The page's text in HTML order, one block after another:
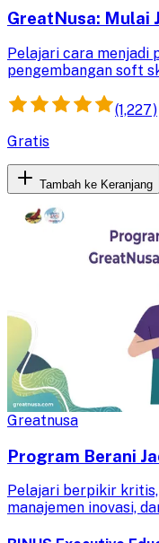
GreatNusa: Mulai
Pelajari cara menjadi
pengembangan soft
membawa perubahan
(1,227)
Gratis
Tambah ke Keranjang
Greatnusa
Program Berani
Pelajari berpikir
manajemen inovasi,